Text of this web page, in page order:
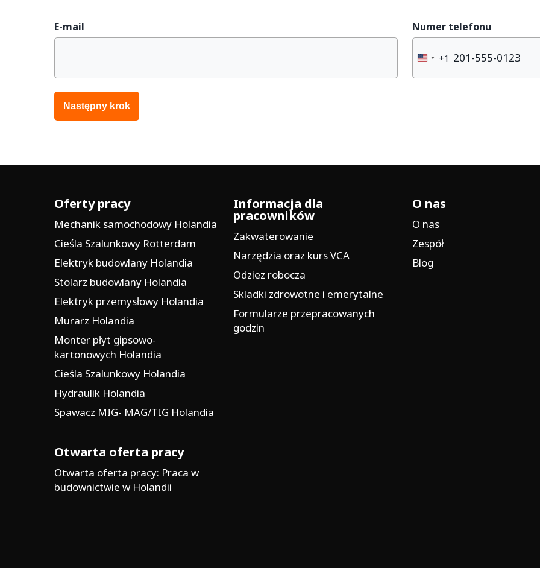
E-mail Numer telefonu
United
States
+1
Oferty pracy
Mechanik samochodowy Holandia
Cieśla Szalunkowy Rotterdam
Elektryk budowlany Holandia
Stolarz budowlany Holandia
Elektryk przemysłowy Holandia
Murarz Holandia
Monter płyt gipsowo-
kartonowych Holandia
Cieśla Szalunkowy Holandia
Hydraulik Holandia
Spawacz MIG- MAG/TIG Holandia
Otwarta oferta pracy
Otwarta oferta pracy: Praca w
budownictwie w Holandii
Informacja dla
pracowników
Zakwaterowanie
Narzędzia oraz kurs VCA
Odziez robocza
Skladki zdrowotne i emerytalne
Formularze przepracowanych
godzin
O nas
O nas
Zespół
Blog